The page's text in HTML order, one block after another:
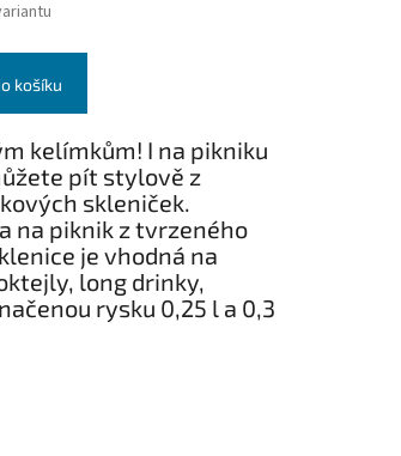
košíku
kelímkům! I na pikniku
pít stylově z
skleniček.
na piknik z tvrzeného
je vhodná na
long drinky,
rysku 0,25 l a 0,3